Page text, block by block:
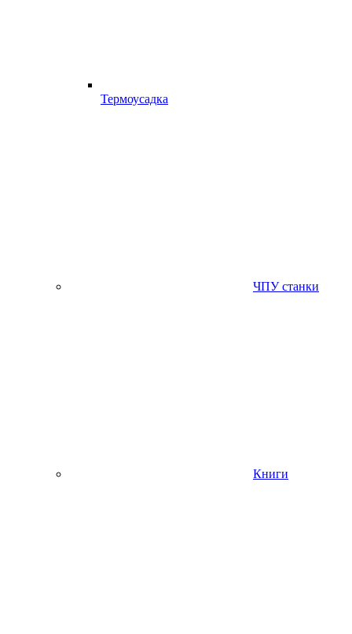
Термоусадка
ЧПУ станки
Книги